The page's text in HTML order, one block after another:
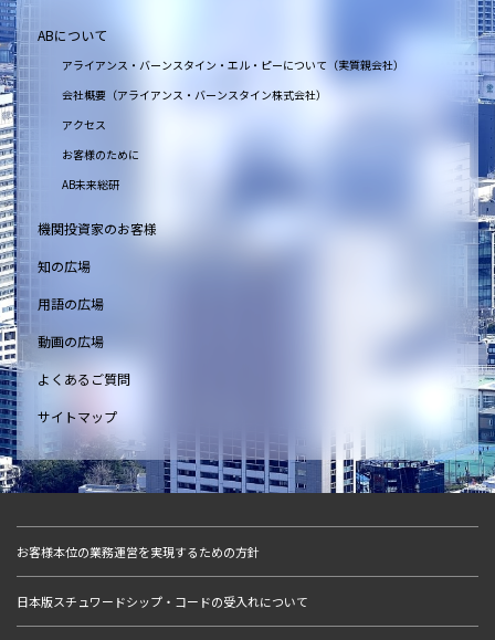
ABについて
アライアンス・バーンスタイン・エル・ピーについて（実質親会社）
会社概要（アライアンス・バーンスタイン株式会社）
アクセス
お客様のために
AB未来総研
機関投資家のお客様
知の広場
用語の広場
動画の広場
よくあるご質問
サイトマップ
お客様本位の業務運営を実現するための方針
日本版スチュワードシップ・コードの受入れについて